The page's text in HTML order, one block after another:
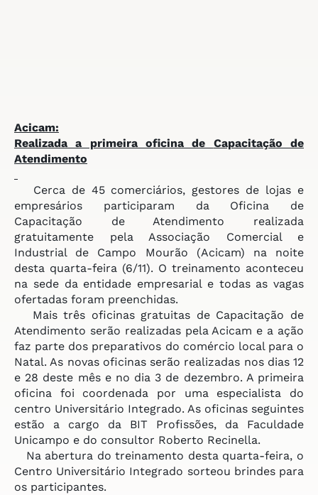
Acicam:
Realizada a primeira oficina de Capacitação de
Atendimento
Cerca de 45 comerciários, gestores de lojas e
empresários participaram da Oficina de
Capacitação de Atendimento realizada
gratuitamente pela Associação Comercial e
Industrial de Campo Mourão (Acicam) na noite
desta quarta-feira (6/11). O treinamento aconteceu
na sede da entidade empresarial e todas as vagas
ofertadas foram preenchidas.
Mais três oficinas gratuitas de Capacitação de
Atendimento serão realizadas pela Acicam e a ação
faz parte dos preparativos do comércio local para o
Natal. As novas oficinas serão realizadas nos dias 12
e 28 deste mês e no dia 3 de dezembro. A primeira
oficina foi coordenada por uma especialista do
centro Universitário Integrado. As oficinas seguintes
estão a cargo da BIT Profissões, da Faculdade
Unicampo e do consultor Roberto Recinella.
Na abertura do treinamento desta quarta-feira, o
Centro Universitário Integrado sorteou brindes para
os participantes.